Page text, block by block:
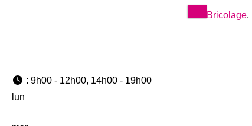
Bricolage,
: 9h00 - 12h00, 14h00 - 19h00
lun